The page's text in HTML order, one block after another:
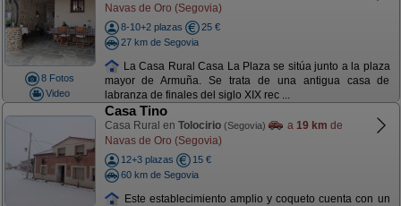
8 Fotos
Video
Navas de Oro (Segovia)
8-10+2 plazas
25 €
27 km de Segovia
La Casa Rural Casa La Plaza se sitúa junto a la plaza
mayor de Armuña. Se trata de una antigua casa de
labranza de finales del siglo XIX rec ...
Casa Tino
Casa Rural en Tolocirio (Segovia) a 19 km de
Navas de Oro (Segovia)
12+3 plazas
15 €
60 km de Segovia
Este establecimiento amplio y coqueto cuenta con un